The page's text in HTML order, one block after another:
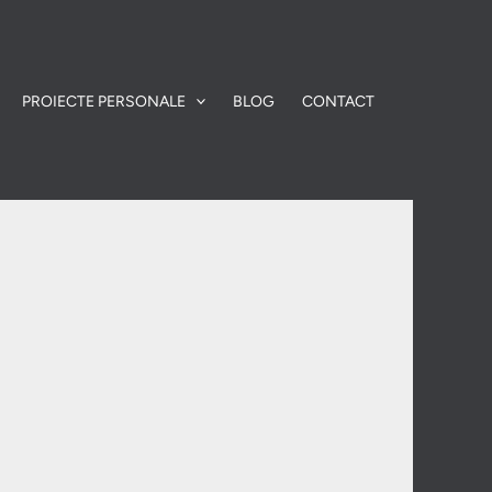
PROIECTE PERSONALE BLOG CONTACT